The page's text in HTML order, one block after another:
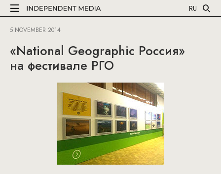
RU
5 NOVEMBER 2014
«National Geographic Россия»
на фестивале РГО